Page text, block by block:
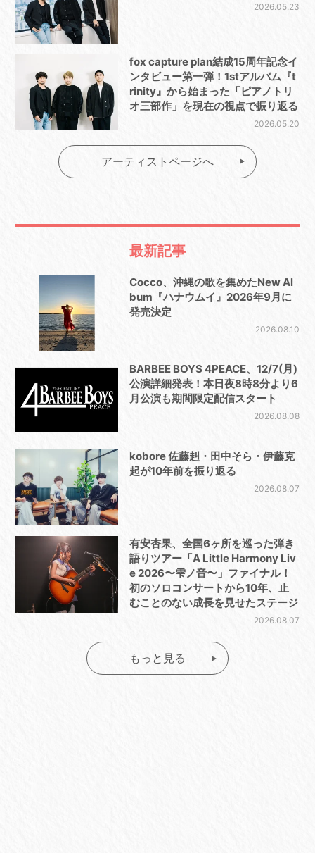
2026.05.23
fox capture plan結成15周年記念イ
ンタビュー第一弾！1stアルバム『t
rinity』から始まった「ピアノトリ
オ三部作」を現在の視点で振り返る
2026.05.20
アーティストページへ
最新記事
Cocco、沖縄の歌を集めたNew Al
bum『ハナウムイ』2026年9月に
発売決定
2026.08.10
BARBEE BOYS 4PEACE、12/7(月)
公演詳細発表！本日夜8時8分より6
月公演も期間限定配信スタート
2026.08.08
kobore 佐藤赳・田中そら・伊藤克
起が10年前を振り返る
2026.08.07
有安杏果、全国6ヶ所を巡った弾き
語りツアー「A Little Harmony Liv
e 2026〜雫ノ音〜」ファイナル！
初のソロコンサートから10年、止
むことのない成長を見せたステージ
2026.08.07
もっと見る